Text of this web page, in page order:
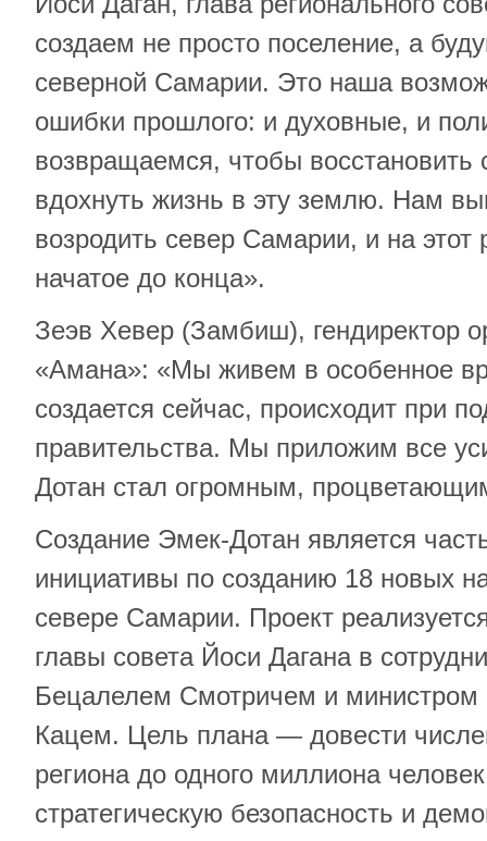
создаем не просто поселение, а
северной Самарии. Это наша
ошибки прошлого: и духовные, и
возвращаемся, чтобы восстановить
вдохнуть жизнь в эту землю. Нам
возродить север Самарии, и на
начатое до конца».
Зеэв Хевер (Замбиш), гендиректор
«Амана»: «Мы живем в особенное
создается сейчас, происходит при
правительства. Мы приложим все
Дотан стал огромным,
Создание Эмек-Дотан является
инициативы по созданию 18 новых
севере Самарии. Проект
главы совета Йоси Дагана в
Бецалелем Смотричем и
Кацем. Цель плана — довести
региона до одного миллиона
стратегическую безопасность и